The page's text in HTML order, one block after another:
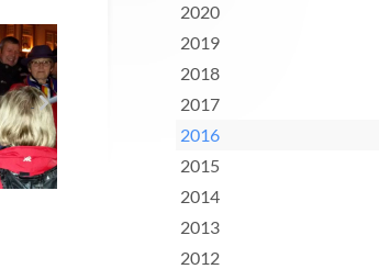
2020
2019
2018
2017
2016
2015
2014
2013
2012